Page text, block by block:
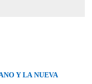
Y LA NUEVA